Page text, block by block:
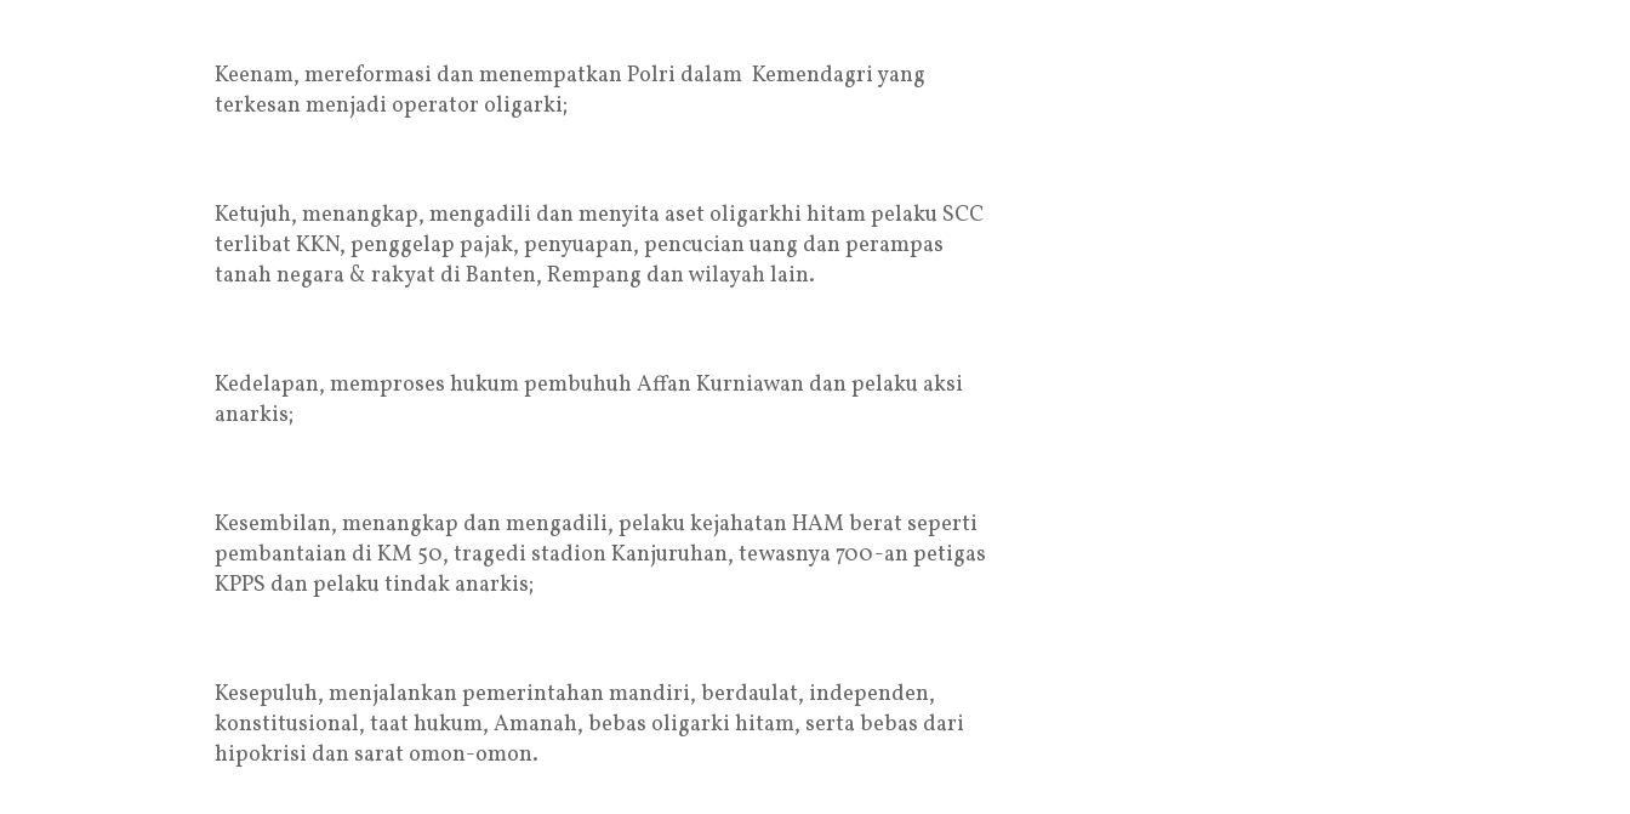
Keenam, mereformasi dan menempatkan Polri dalam Kemendagri yang
terkesan menjadi operator oligarki;
Ketujuh, menangkap, mengadili dan menyita aset oligarkhi hitam pelaku SCC
terlibat KKN, penggelap pajak, penyuapan, pencucian uang dan perampas
tanah negara & rakyat di Banten, Rempang dan wilayah lain.
Kedelapan, memproses hukum pembuhuh Affan Kurniawan dan pelaku aksi
anarkis;
Kesembilan, menangkap dan mengadili, pelaku kejahatan HAM berat seperti
pembantaian di KM 50, tragedi stadion Kanjuruhan, tewasnya 700-an petigas
KPPS dan pelaku tindak anarkis;
Kesepuluh, menjalankan pemerintahan mandiri, berdaulat, independen,
konstitusional, taat hukum, Amanah, bebas oligarki hitam, serta bebas dari
hipokrisi dan sarat omon-omon.